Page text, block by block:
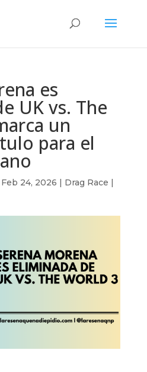
es
UK vs. The
un
para el
Feb 24, 2026 | Drag Race |